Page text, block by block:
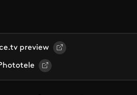
preview